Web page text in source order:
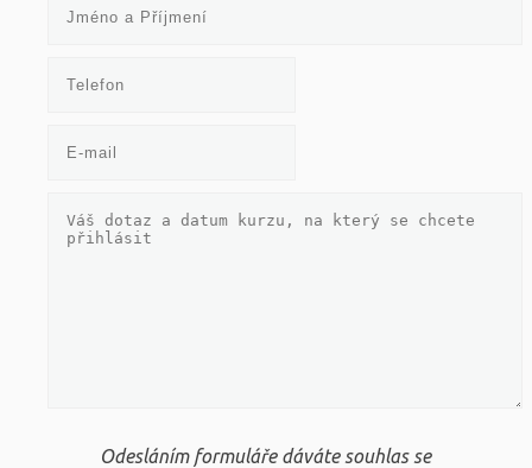
Odesláním formuláře dáváte souhlas se